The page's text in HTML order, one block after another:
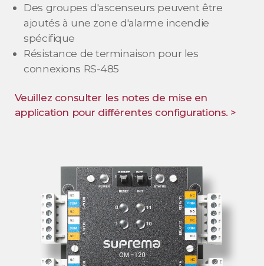
Des groupes d'ascenseurs peuvent être
ajoutés à une zone d'alarme incendie
spécifique
Résistance de terminaison pour les
connexions RS-485
Veuillez consulter les notes de mise en
application pour différentes configurations. >